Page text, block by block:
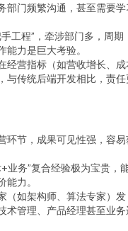
部门频繁沟通，甚至需要学
工程”，牵涉部门多，周期
力是巨大考验。
经营指标（如营收增长、成
与传统后端开发相比，责任
环节，成果可见性强，容易
业务”复合经验极为宝贵，
力。
（如架构师、算法专家）发
术管理、产品经理甚至业务